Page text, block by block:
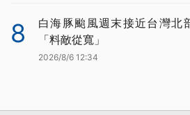
8
白海豚颱風週末接近台灣北
「料敵從寬」
2026/8/6 12:34